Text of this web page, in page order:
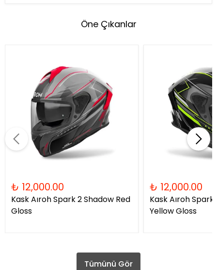
Öne Çıkanlar
₺ 12,000.00
Kask Aıroh Spark 2 Shadow Red
Gloss
₺ 12,000.00
Kask Aıroh
Yellow Gloss
Tümünü Gör